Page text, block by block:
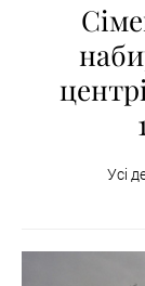
Усі